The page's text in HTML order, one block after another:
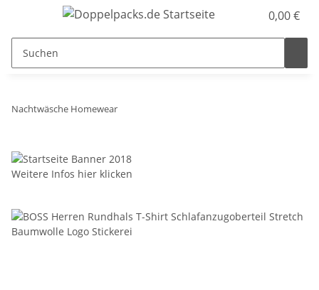
0,00 €
Nachtwäsche Homewear
Weitere Infos hier klicken